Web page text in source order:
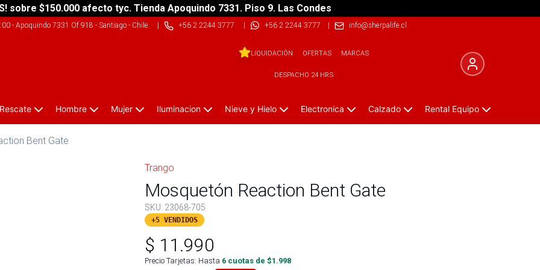
sobre $150.000 afecto tyc. Tienda Apoquindo 7331. Piso 9. Las Condes
- Apoquindo 7331 Of 918 - Santiago - Chile| +56 2 2244 3777 | +56 2 2244 3777 | info@sherpalife.cl
LIQUIDACIÓN OFERTAS MARCAS
DESPACHO 24 HRS
Hombre Mujer Iluminacion Nieve y Hielo Electronica Calzado Rental Equipo
Bent Gate
Trango
Mosquetón Reaction Bent Gate
SKU: 23068-705
+5 VENDIDOS
$ 11.990
Precio Tarjetas: Hasta 6 cuotas de $1.998